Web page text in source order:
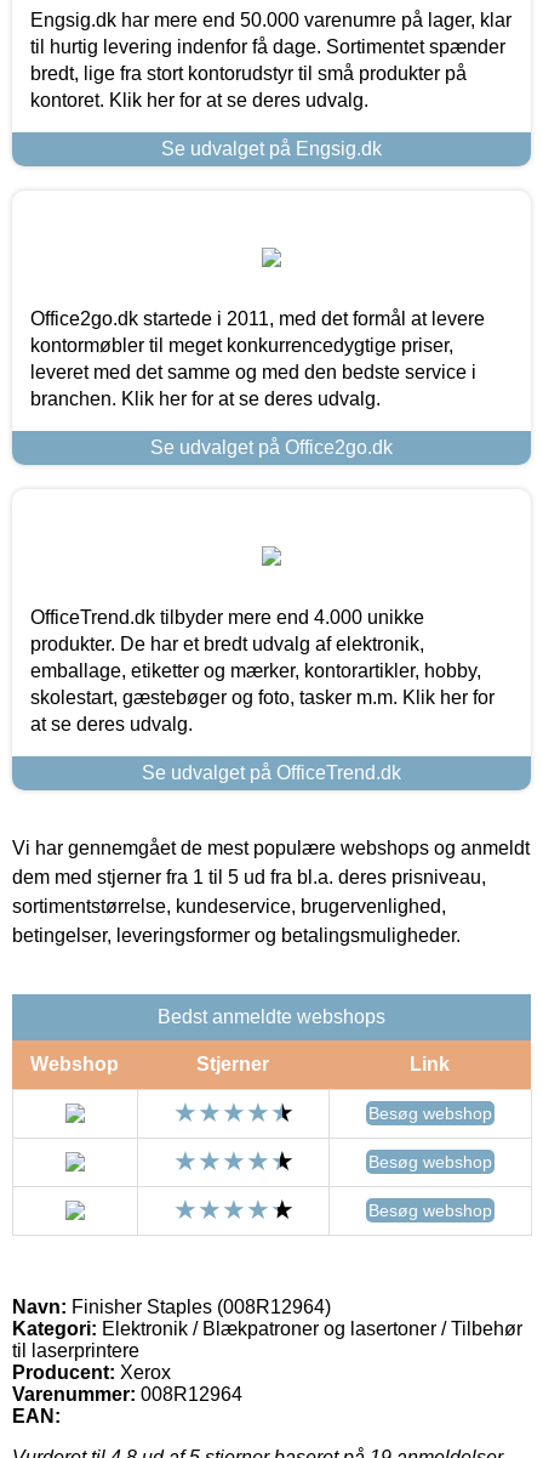
Engsig.dk har mere end 50.000 varenumre på lager, klar
til hurtig levering indenfor få dage. Sortimentet spænder
bredt, lige fra stort kontorudstyr til små produkter på
kontoret. Klik her for at se deres udvalg.
Se udvalget på Engsig.dk
Office2go.dk startede i 2011, med det formål at levere
kontormøbler til meget konkurrencedygtige priser,
leveret med det samme og med den bedste service i
branchen. Klik her for at se deres udvalg.
Se udvalget på Office2go.dk
OfficeTrend.dk tilbyder mere end 4.000 unikke
produkter. De har et bredt udvalg af elektronik,
emballage, etiketter og mærker, kontorartikler, hobby,
skolestart, gæstebøger og foto, tasker m.m. Klik her for
at se deres udvalg.
Se udvalget på OfficeTrend.dk
Vi har gennemgået de mest populære webshops og anmeldt
dem med stjerner fra 1 til 5 ud fra bl.a. deres prisniveau,
sortimentstørrelse, kundeservice, brugervenlighed,
betingelser, leveringsformer og betalingsmuligheder.
Bedst anmeldte webshops
Webshop Stjerner Link
Besøg webshop
Besøg webshop
Besøg webshop
Navn: Finisher Staples (008R12964)
Kategori: Elektronik / Blækpatroner og lasertoner / Tilbehør
til laserprintere
Producent: Xerox
Varenummer: 008R12964
EAN: